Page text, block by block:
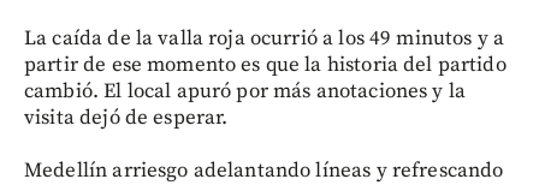
La caída de la valla roja ocurrió a los 49 minutos y a
partir de ese momento es que la historia del partido
cambió. El local apuró por más anotaciones y la
visita dejó de esperar.
Medellín arriesgo adelantando líneas y refrescando